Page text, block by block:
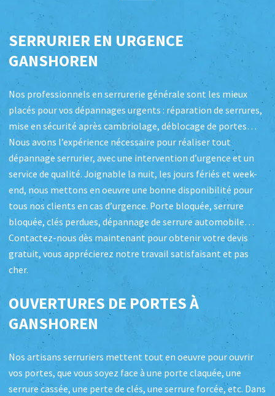
SERRURIER EN URGENCE
GANSHOREN
Nos professionnels en serrurerie générale sont les mieux
placés pour vos dépannages urgents : réparation de serrures,
mise en sécurité après cambriolage, déblocage de portes…
Nous avons l’expérience nécessaire pour réaliser tout
dépannage serrurier, avec une intervention d’urgence et un
service de qualité. Joignable la nuit, les jours fériés et week-
end, nous mettons en oeuvre une bonne disponibilité pour
tous nos clients en cas d’urgence. Porte bloquée, serrure
bloquée, clés perdues, dépannage de serrure automobile…
Contactez-nous dès maintenant pour obtenir votre devis
gratuit, vous apprécierez notre travail satisfaisant et pas
cher.
OUVERTURES DE PORTES À
GANSHOREN
Nos artisans serruriers mettent tout en oeuvre pour ouvrir
vos portes, que vous soyez face à une porte claquée, une
serrure cassée, une perte de clés, une serrure forcée, etc. Dans